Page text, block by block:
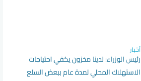
أخبار
رئيس الوزراء: لدينا مخزون يكفي احتياجات
الاستهلاك المحلي لمدة عام ببعض السلع